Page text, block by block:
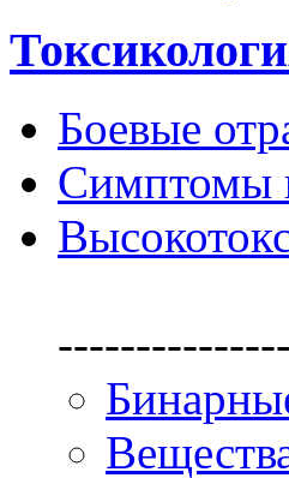
Боевые
Симптомы